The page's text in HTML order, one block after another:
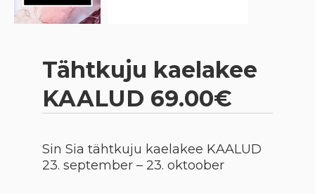
Tähtkuju kaelakee
KAALUD 69.00€
Sin Sia tähtkuju kaelakee KAALUD
23. september – 23. oktoober